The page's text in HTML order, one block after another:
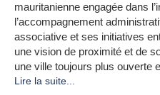
mauritanienne engagée dans
l’accompagnement
associative et ses initiatives
une vision de proximité et de
une ville toujours plus ouverte
Lire la suite...